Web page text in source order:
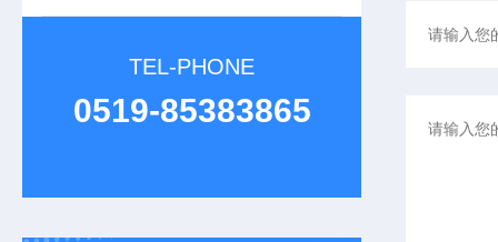
TEL-PHONE
0519-85383865